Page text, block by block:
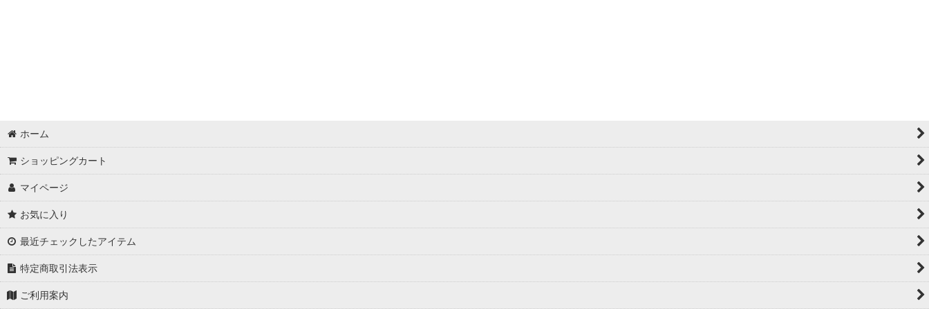
ホーム
ショッピングカート
マイページ
お気に入り
最近チェックしたアイテム
特定商取引法表示
ご利用案内